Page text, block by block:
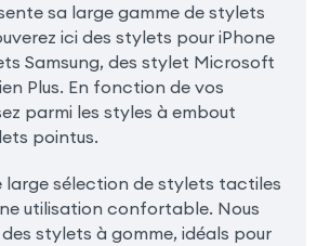
sa large gamme de stylets
ici des stylets pour iPhone
Samsung, des stylet Microsoft
Plus. En fonction de vos
parmi les styles à embout
pointus.
large sélection de stylets tactiles
utilisation confortable. Nous
stylets à gomme, idéals pour